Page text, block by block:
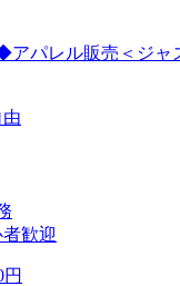
パレル販売＜ジャ
歓迎